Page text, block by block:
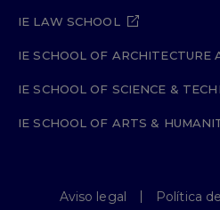
IE LAW SCHOOL
IE SCHOOL OF ARCHITECTURE
IE SCHOOL OF SCIENCE &
IE SCHOOL OF ARTS &
Aviso legal Política